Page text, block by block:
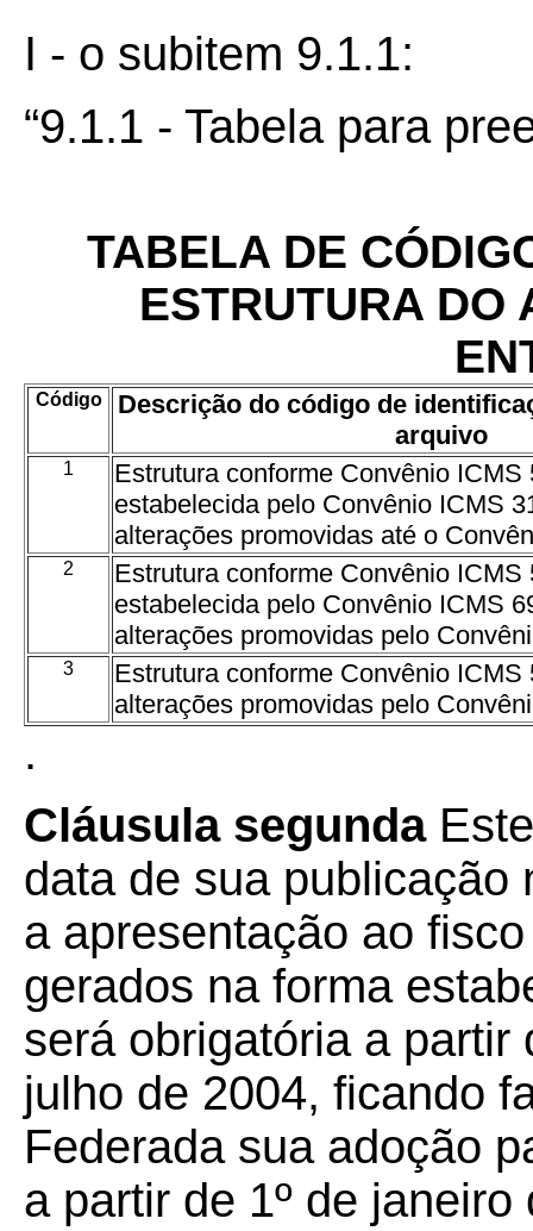
I - o subitem 9.1.1:
“9.1.1 - Tabela para
TABELA DE
ESTRUTURA DO
Código
Descrição do código de
arquivo
1
Estrutura conforme Convênio ICMS
estabelecida pelo Convênio ICMS
alterações promovidas até o
2
Estrutura conforme Convênio ICMS
estabelecida pelo Convênio ICMS
alterações promovidas pelo
3
Estrutura conforme Convênio ICMS
alterações promovidas pelo
.
Cláusula segunda
data de sua publicação
a apresentação ao
gerados na forma
será obrigatória a partir
julho de 2004, ficando
Federada sua adoção
a partir de 1º de janeiro